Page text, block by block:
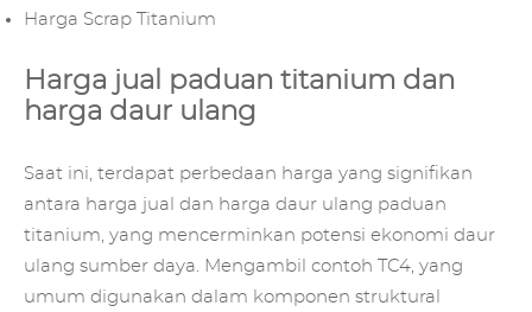
Harga Scrap Titanium
Harga jual paduan titanium dan
harga daur ulang
Saat ini, terdapat perbedaan harga yang signifikan
antara harga jual dan harga daur ulang paduan
titanium, yang mencerminkan potensi ekonomi daur
ulang sumber daya. Mengambil contoh TC4, yang
umum digunakan dalam komponen struktural